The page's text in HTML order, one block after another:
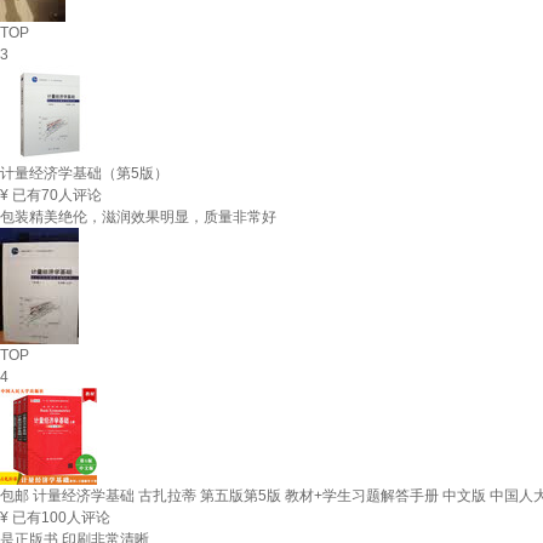
TOP
3
计量经济学基础（第5版）
¥ 已有70人评论
包装精美绝伦，滋润效果明显，质量非常好
TOP
4
包邮 计量经济学基础 古扎拉蒂 第五版第5版 教材+学生习题解答手册 中文版 中国人
¥ 已有100人评论
是正版书 印刷非常清晰